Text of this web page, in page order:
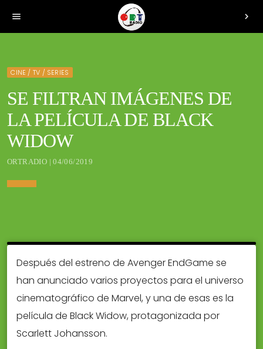
menu chevron_right
CINE / TV / SERIES
SE FILTRAN IMÁGENES DE
LA PELÍCULA DE BLACK
WIDOW
ORTRADIO | 04/06/2019
Después del estreno de Avenger EndGame se
han anunciado varios proyectos para el universo
cinematográfico de Marvel, y una de esas es la
película de Black Widow, protagonizada por
Scarlett Johansson.